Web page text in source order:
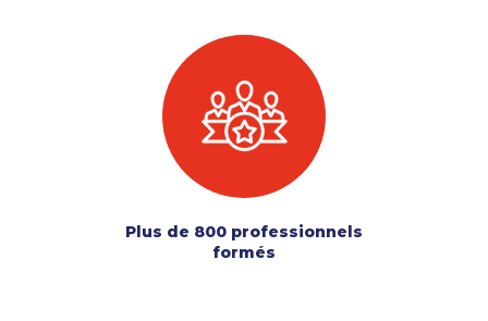
Plus de 800 professionnels
formés